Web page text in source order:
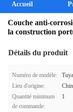
Accueil
Couche anti-
la construction
Détails du produit
Numéro de modèle:
Lieu d'origine:
Quantité minimum
de commande:
1